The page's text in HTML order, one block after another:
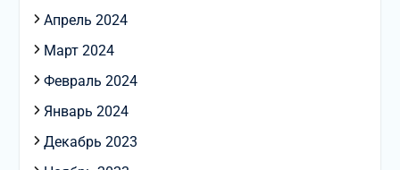
Апрель 2024
Март 2024
Февраль 2024
Январь 2024
Декабрь 2023